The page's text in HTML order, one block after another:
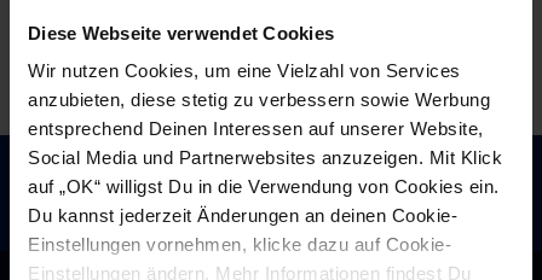
Diese Webseite verwendet Cookies
Wir nutzen Cookies, um eine Vielzahl von Services
anzubieten, diese stetig zu verbessern sowie Werbung
entsprechend Deinen Interessen auf unserer Website,
Social Media und Partnerwebsites anzuzeigen. Mit Klick
auf „OK“ willigst Du in die Verwendung von Cookies ein.
Du kannst jederzeit Änderungen an deinen Cookie-
Einstellungen vornehmen, klicke dazu auf Cookie-
Einstellungen ändern. Mehr Informationen findest Du